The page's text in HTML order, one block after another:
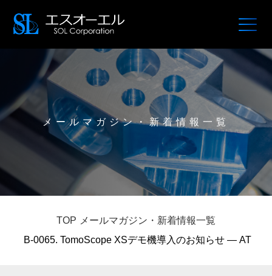
メールマガジン・新着情報一覧
TOP メールマガジン・新着情報一覧
B-0065. TomoScope XSデモ機導入のお知らせ — AT